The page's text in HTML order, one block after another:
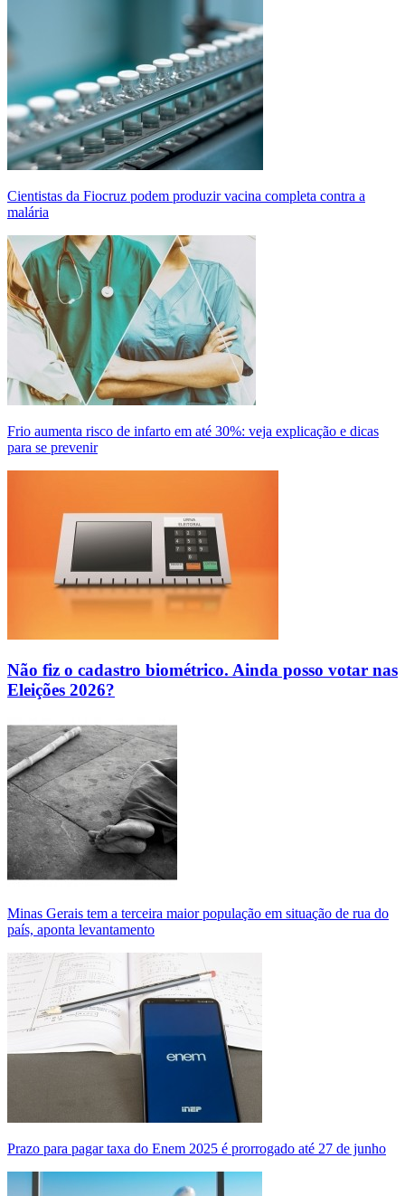
Cientistas da Fiocruz podem produzir vacina completa contra a
malária
Frio aumenta risco de infarto em até 30%: veja explicação e dicas
para se prevenir
Não fiz o cadastro biométrico. Ainda posso votar nas
Eleições 2026?
Minas Gerais tem a terceira maior população em situação de rua do
país, aponta levantamento
Prazo para pagar taxa do Enem 2025 é prorrogado até 27 de junho